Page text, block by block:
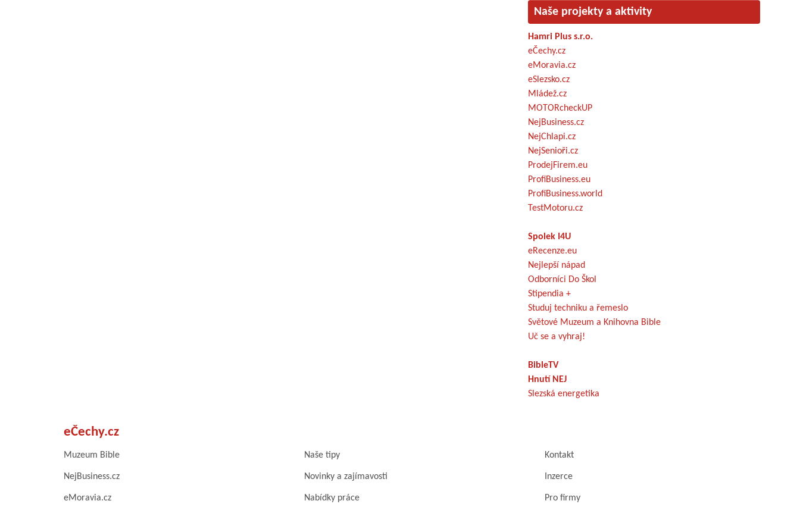
Naše projekty a aktivity
Hamri Plus s.r.o.
eČechy.cz
eMoravia.cz
eSlezsko.cz
Mládež.cz
MOTORcheckUP
NejBusiness.cz
NejChlapi.cz
NejSenioři.cz
ProdejFirem.eu
ProfiBusiness.eu
ProfiBusiness.world
TestMotoru.cz
Spolek I4U
eRecenze.eu
Nejlepší nápad
Odborníci Do Škol
Stipendia +
Studuj techniku a řemeslo
Světové Muzeum a Knihovna Bible
Uč se a vyhraj!
BibleTV
Hnutí NEJ
Slezská energetika
eČechy.cz
Muzeum Bible Naše tipy Kontakt
NejBusiness.cz Novinky a zajímavosti Inzerce
eMoravia.cz Nabídky práce Pro firmy